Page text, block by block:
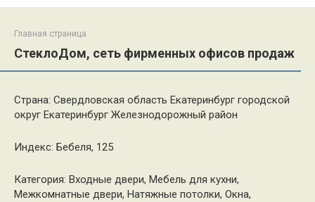
Главная страница
СтеклоДом, сеть фирменных офисов продаж
Страна: Свердловская область Екатеринбург городской
округ Екатеринбург Железнодорожный район
Индекс: Бебеля, 125
Категория: Входные двери, Мебель для кухни,
Межкомнатные двери, Натяжные потолки, Окна,